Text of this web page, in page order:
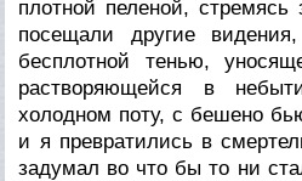
плотной пеленой,
посещали другие
бесплотной тенью,
растворяющейся в
холодном поту, с бешено
и я превратились в
задумал во что бы то ни